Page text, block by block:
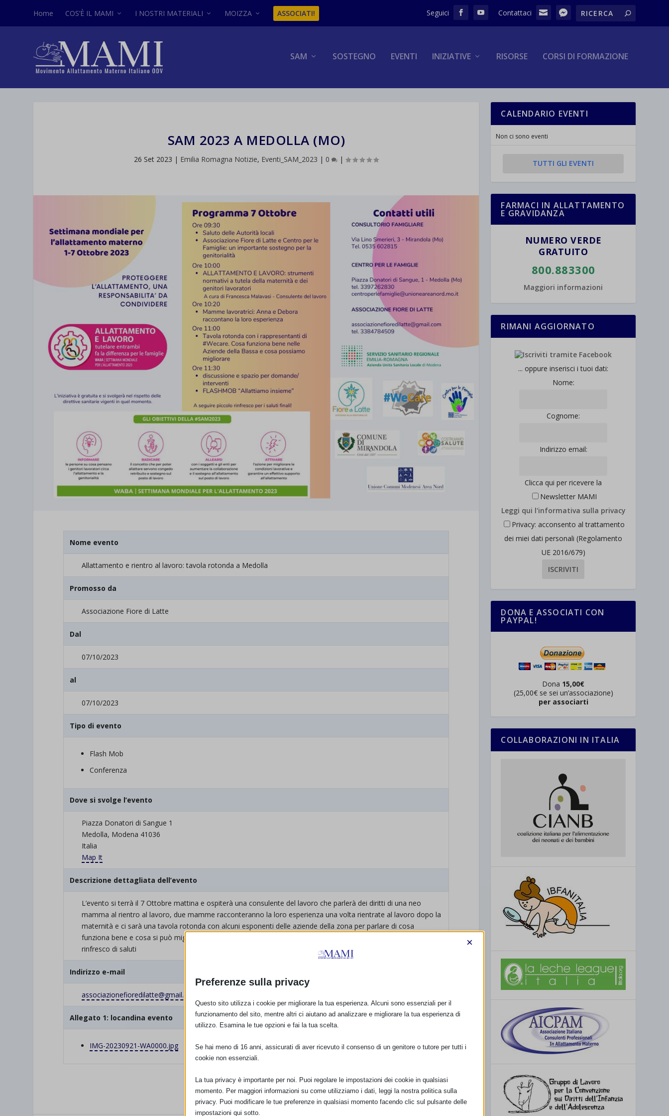
Home COS’È IL MAMI I NOSTRI MATERIALI MOIZZA ASSOCIATI!
SAM SOSTEGNO EVENTI INIZIATIVE RISORSE CORSI DI FORMAZIONE
SAM 2023 A MEDOLLA (MO)
26 Set 2023 | Emilia Romagna Notizie, Eventi_SAM_2023 | 0 |
Nome evento
Allattamento e rientro al lavoro: tavola rotonda a Medolla
Promosso da
Associazione Fiore di Latte
Dal
07/10/2023
al
07/10/2023
Tipo di evento
Flash Mob
Conferenza
Dove si svolge l’evento
Piazza Donatori di Sangue 1
Medolla, Modena 41036
Italia
Map It
Descrizione dettagliata dell’evento
L’evento si terrà il 7 Ottobre mattina e ospiterà una consulente del lavoro che parlerà dei diritti di una neo
mamma al rientro al lavoro, due mamme racconteranno la loro esperienza una volta rientrate al lavoro dopo la
maternità e ci sarà una tavola rotonda con alcuni esponenti delle aziende della zona per parlare di cosa
funziona bene e cosa si può migliorare nella zona della Bassa Modenese. In chiusura flashmob allattamento e
rinfresco di saluti
Indirizzo e-mail
associazionefioredilatte@gmail.com
Allegato 1: locandina evento
IMG-20230921-WA0000.jpg
CALENDARIO EVENTI
Non ci sono eventi
TUTTI GLI EVENTI
FARMACI IN ALLATTAMENTO
E GRAVIDANZA
NUMERO VERDE
GRATUITO
800.883300
Maggiori informazioni
RIMANI AGGIORNATO
... oppure inserisci i tuoi dati:
Nome:
Cognome:
Indirizzo email:
Clicca qui per ricevere la
Newsletter MAMI
Leggi qui l'informativa sulla privacy
Privacy: acconsento al trattamento
dei miei dati personali (Regolamento
UE 2016/679)
DONA E ASSOCIATI CON
PAYPAL!
Dona 15,00€
(25,00€ se sei un’associazione)
per associarti
COLLABORAZIONI IN ITALIA
Preferenze sulla privacy
×
Questo sito utilizza i cookie per migliorare la tua esperienza. Alcuni sono essenziali per il
funzionamento del sito, mentre altri ci aiutano ad analizzare e migliorare la tua esperienza di
utilizzo. Esamina le tue opzioni e fai la tua scelta.
Se hai meno di 16 anni, assicurati di aver ricevuto il consenso di un genitore o tutore per tutti i
cookie non essenziali.
La tua privacy è importante per noi. Puoi regolare le impostazioni dei cookie in qualsiasi
momento. Per maggiori informazioni su come utilizziamo i dati, leggi la nostra politica sulla
privacy. Puoi modificare le tue preferenze in qualsiasi momento facendo clic sul pulsante delle
impostazioni qui sotto.